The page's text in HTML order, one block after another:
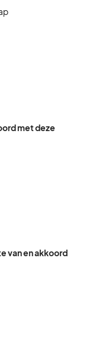
met deze
van en akkoord